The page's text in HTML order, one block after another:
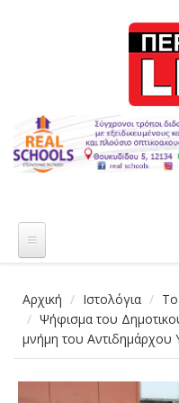
Αρχική Ιστολόγια
Ψήφισμα του
μνήμη του Αντιδημάρχου